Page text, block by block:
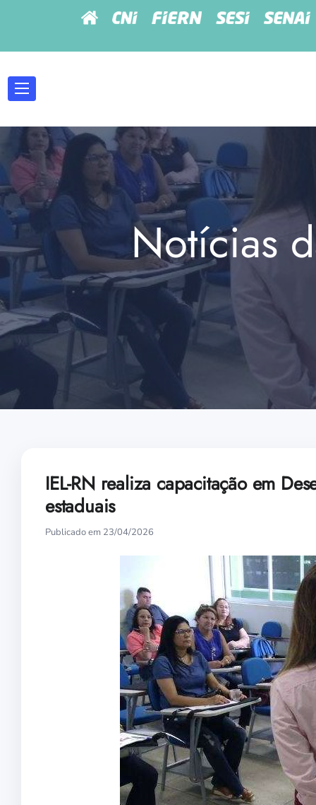
Notícias
IEL-RN realiza capacitação em
estaduais
Publicado em 23/04/2026